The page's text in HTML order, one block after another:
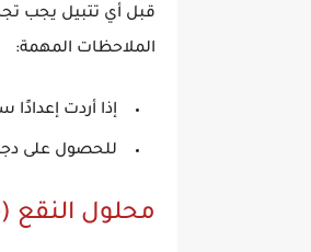
قبل أي تتبيل يجب
الملاحظات المهمة:
إذا أردت
للحصول على
محلول النقع (Brine)